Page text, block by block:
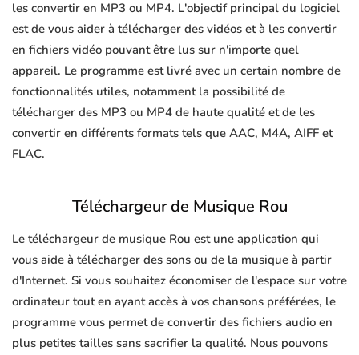
les convertir en MP3 ou MP4. L'objectif principal du logiciel
est de vous aider à télécharger des vidéos et à les convertir
en fichiers vidéo pouvant être lus sur n'importe quel
appareil. Le programme est livré avec un certain nombre de
fonctionnalités utiles, notamment la possibilité de
télécharger des MP3 ou MP4 de haute qualité et de les
convertir en différents formats tels que AAC, M4A, AIFF et
FLAC.
Téléchargeur de Musique Rou
Le téléchargeur de musique Rou est une application qui
vous aide à télécharger des sons ou de la musique à partir
d'Internet. Si vous souhaitez économiser de l'espace sur votre
ordinateur tout en ayant accès à vos chansons préférées, le
programme vous permet de convertir des fichiers audio en
plus petites tailles sans sacrifier la qualité. Nous pouvons